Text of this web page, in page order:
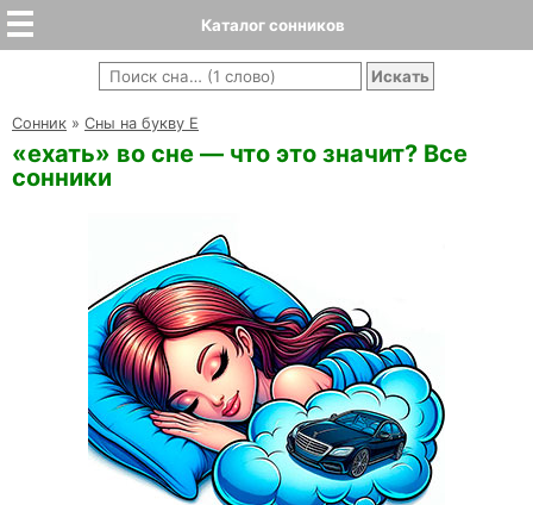
Каталог сонников
Cонник » Сны на букву Е
«ехать» во сне — что это значит? Все
сонники